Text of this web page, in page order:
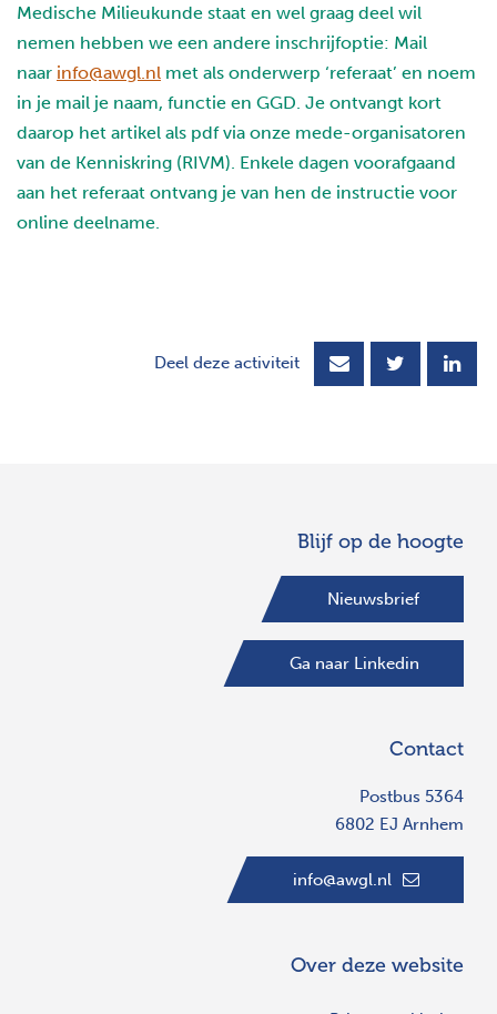
Medische Milieukunde staat en wel graag deel wil
nemen hebben we een andere inschrijfoptie: Mail
naar info@awgl.nl met als onderwerp ‘referaat’ en noem
in je mail je naam, functie en GGD. Je ontvangt kort
daarop het artikel als pdf via onze mede-organisatoren
van de Kenniskring (RIVM). Enkele dagen voorafgaand
aan het referaat ontvang je van hen de instructie voor
online deelname.
Deel deze activiteit
Blijf op de hoogte
Nieuwsbrief
Ga naar Linkedin
Contact
Postbus 5364
6802 EJ Arnhem
info@awgl.nl
Over deze website